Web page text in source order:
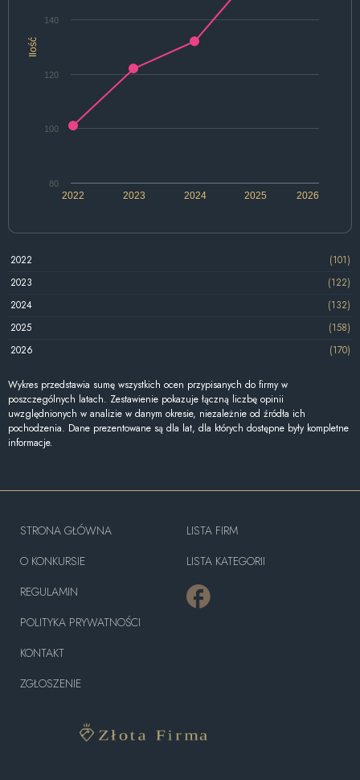
Ilość
2022 2024 2026
2023 2025
80
100
120
140
2022
(101)
2023
(122)
2024
(132)
2025
(158)
2026
(170)
Wykres przedstawia sumę wszystkich ocen przypisanych do firmy w
poszczególnych latach. Zestawienie pokazuje łączną liczbę opinii
uwzględnionych w analizie w danym okresie, niezależnie od źródła ich
pochodzenia. Dane prezentowane są dla lat, dla których dostępne były kompletne
informacje.
STRONA GŁÓWNA
O KONKURSIE
REGULAMIN
POLITYKA PRYWATNOŚCI
KONTAKT
ZGŁOSZENIE
LISTA FIRM
LISTA KATEGORII